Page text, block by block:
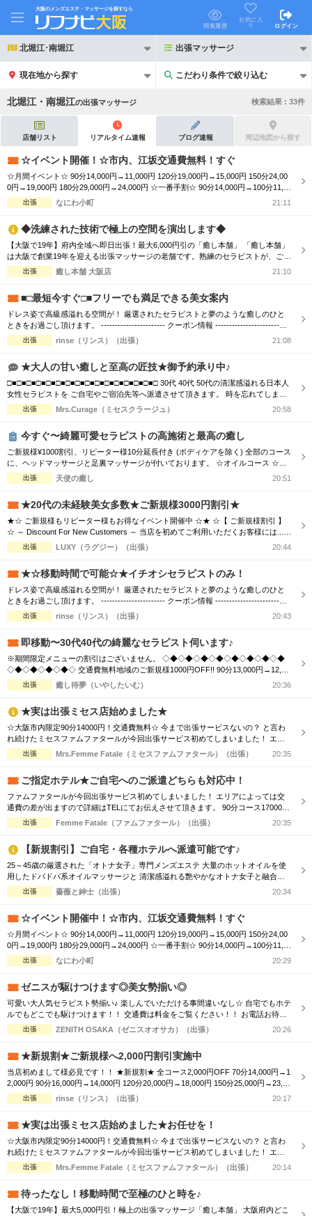
大阪のメンズエステ・マッサージを探すなら
閲覧履歴
お気に入
り
ログイン
北堀江･南堀江 出張マッサージ
現在地から探す こだわり条件で絞り込む
こだわり条件で絞り込む
21時以降も受付 24時以降も受付
初回割引あり
団体割引 ポイントカード有
キャッシュレス決済OK 領収証発行可
完全個室 半個室あり
ペアルームあり
フットバスあり 岩盤浴あり
専用駐車場あり 有資格者在籍
スタッフ指名可 Ｗセラピスト
駅から徒歩5分以内
閉じる
北堀江・南堀江の出張マッサージ 検索結果 : 33件
店舗リスト リアルタイム速報 ブログ速報 周辺地図から探す
☆イベント開催！☆市内、江坂交通費無料！すぐ
☆月間イベント☆ 90分14,000円→11,000円 120分19,000円→15,000円 150分24,00
0円→19,000円 180分29,000円→24,000円 ☆一番手割☆ 90分14,000円→100分11,0
00円 120分19,000円→130分15,000円 150分24,000円→160分19,000円 180分29,000
円→190分24,000円 ☆オプション☆ ...
出張 なにわ小町 21:11
◆洗練された技術で極上の空間を演出します◆
【大阪で19年】府内全域へ即日出張！最大6,000円引の「癒し本舗」 「癒し本舗」
は大阪で創業19年を迎える出張マッサージの老舗です。熟練のセラピストが、ご自
宅や宿泊先をあなただけの極上サロンへと変貌させます。 ■大阪府全域へスピード
派遣！ 「今すぐ癒されたい」という声に応え、府内全域どこでもお伺いします。
・快...
出張 癒し本舗 大阪店 21:10
■□最短今すぐ□■フリーでも満足できる美女案内
ドレス姿で高級感溢れる空間が！ 厳選されたセラピストと夢のような癒しのひと
ときをお過ごし頂けます。 ----------------------- クーポン情報 -----------------------
【デトックスコース】通常90分 16,000円 ⇒ 70分 12,000円 【ご利用条件】 「リフ
ナビを見た」と言ってご予約いただいたお客様 ※指名料別途、エリア限定 お客様
出張 rinse（リンス）（出張） 21:08
★大人の甘い癒しと至高の匠技★御予約承り中♪
□■□■□■□■□■□■□■□■□■□■□■□■□■□■□■□ 30代 40代 50代の清潔感溢れる日本人
女性セラピストを ご自宅やご宿泊先等へ派遣させて頂きます。 時を忘れてしまう
程の癒しと心のこもった おもてなしをお届けします。 □■□■□■□■□■□■□■□■□■□
■□■□■□■□■□■□ お客様の日々のお疲れやストレスを心身共に癒す為 優しさ・気
出張 Mrs.Curage（ミセスクラージュ） 20:58
今すぐ〜綺麗可愛セラピストの高施術と最高の癒し
ご新規様¥1000割引、リピーター様10分延長付き (ボディケアを除く) 全部のコース
に、ヘッドマッサージと足裏マッサージが付いております。 ☆オイルコース ☆オ
イルミックスコース 90分 ￥13,000→¥12,000 120分 ￥16,000→¥15,000 150分 ￥2
0,000→¥19,000 180分 ￥24,000→¥23,000 ☆ボディケアマッサージコース 90分
出張 天使の癒し 20:51
★20代の未経験美女多数★ご新規様3000円割引★
★☆ ご新規様もリピーター様もお得なイベント開催中 ☆★ ☆【 ご新規様割引 】
☆ ～ Discount For New Customers ～ 当店を初めてご利用いただくお客様には...
・初回限定で各コース総額より3,000円割引 ☆【 新人割 】☆ ～ New Face Therapi
st ～ NEW FACE マークの付いているセラピスト限定 ・各コース総額より3,000円
出張 LUXY（ラグジー）（出張） 20:44
★☆移動時間で可能☆★イチオシセラピストのみ！
ドレス姿で高級感溢れる空間が！ 厳選されたセラピストと夢のような癒しのひと
ときをお過ごし頂けます。 ----------------------- クーポン情報 -----------------------
【デトックスコース】通常90分 16,000円 ⇒ 70分 12,000円 【ご利用条件】 「リフ
ナビを見た」と言ってご予約いただいたお客様 ※指名料別途、エリア限定 お客様
出張 rinse（リンス）（出張） 20:43
即移動〜30代40代の綺麗なセラピスト伺います♪
※期間限定メニューの割引はございません。 ◇◆◇◆◇◆◇◆◇◆◇◆◇◆◇◆
◇◆◇◆◇◆◇◆◇ 交通費無料地域のご新規様1000円OFF!! 90分13,000円→12,00
0円 120分16,000円→15,000円 150分20,000円→19,000円 ※指名料別途 ◇◆◇◆◇
◆◇◆◇◆◇◆◇◆◇◆◇◆◇◆◇◆◇◆◇ 市内の交通費を頂く地域のご新規様1
出張 癒し待夢（いやしたいむ） 20:36
★実は出張ミセス店始めました★
☆大阪市内限定90分14000円！交通費無料☆ 今まで出張サービスないの？ と言わ
れ続けたミセスファムファタールが今回出張サービス初めてしまいました！ エリ
アによっては交通費の差が出ますので詳細はTELにてお伝えさせて頂きます。 90
分コース14000円 120分コース18000円 でのご案内☆ 是非この機会に一度お電話お
出張 Mrs.Femme Fatale（ミセスファムファタール）（出張） 20:35
ご指定ホテル★ご自宅へのご派遣どちらも対応中！
ファムファタールが今回出張サービス初めてしまいました！ エリアによっては交
通費の差が出ますので詳細はTELにてお伝えさせて頂きます。 90分コース17000円
120分コース23000円 でのご案内☆ 是非この機会に一度お電話お待ちしております
出張 Femme Fatale（ファムファタール）（出張） 20:35
【新規割引】ご自宅・各種ホテルへ派遣可能です♪
25～45歳の厳選された「オトナ女子」専門メンズエステ 大量のホットオイルを使
用したドバドバ系オイルマッサージと 清潔感溢れる艶やかなオトナ女子と融合
で、優雅なひと時をお楽しみください。 【新規割引】ご新規様にお得♪ ご新規様限
定で総額から『3,000円』割引！ 90分 16,500円 → 13,500円（税込） 120分
出張 薔薇と紳士（出張） 20:34
☆イベント開催中！☆市内、江坂交通費無料！すぐ
☆月間イベント☆ 90分14,000円→11,000円 120分19,000円→15,000円 150分24,00
0円→19,000円 180分29,000円→24,000円 ☆一番手割☆ 90分14,000円→100分11,0
00円 120分19,000円→130分15,000円 150分24,000円→160分19,000円 180分29,000
円→190分24,000円 ☆オプション☆ ...
出張 なにわ小町 20:29
ゼニスが駆けつけます◎美女勢揃い◎
可愛い大人気セラピスト勢揃い♪ 楽しんでいただける事間違いなし☆ 自宅でもホテ
ルでもどこでも駆けつけます！！ 交通費は料金をご覧ください！！ お電話お待ち
しております(^^♪ TEL070-5654-8310 営業時間;10:00-翌5:00 場所;日本橋、谷九付
近
出張 ZENITH OSAKA（ゼニスオオサカ）（出張） 20:26
★新規割★ご新規様へ2,000円割引実施中
当店初めまして様必見です！！ ★新規割★ 全コース2,000円OFF 70分14,000円→1
2,000円 90分16,000円→14,000円 120分20,000円→18,000円 150分25,000円→23,00
0円 180分30,000円→28,000円 ※ディープリンパ込、指名料別途 是非一度お試しく
ださいませ！ ご自宅出張・ホテルルーム型メンズエステ 【rinse〜リンス〜...
出張 rinse（リンス）（出張） 20:17
★実は出張ミセス店始めました★お任せを！
☆大阪市内限定90分14000円！交通費無料☆ 今まで出張サービスないの？ と言わ
れ続けたミセスファムファタールが今回出張サービス初めてしまいました！ エリ
アによっては交通費の差が出ますので詳細はTELにてお伝えさせて頂きます。 90
分コース14000円 120分コース18000円 でのご案内☆ 是非この機会に一度お電話お
出張 Mrs.Femme Fatale（ミセスファムファタール）（出張） 20:14
待ったなし！移動時間で至極のひと時を♪
【大阪で19年】最大5,000円引！極上の出張マッサージ「癒し本舗」 大阪府内どこ